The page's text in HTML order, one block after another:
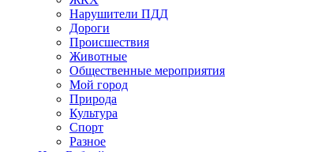
Нарушители ПДД
Дороги
Происшествия
Животные
Общественные мероприятия
Мой город
Природа
Культура
Спорт
Разное